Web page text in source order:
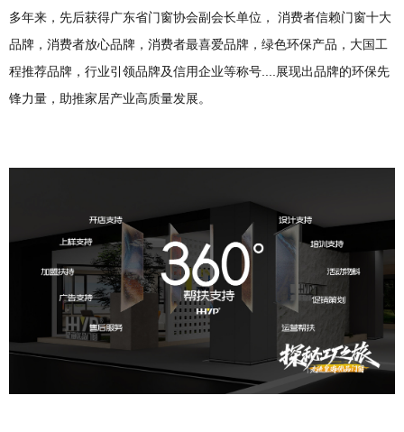
多年来，先后获得广东省门窗协会副会长单位， 消费者信赖门窗十大
品牌，消费者放心品牌，消费者最喜爱品牌，绿色环保产品，大国工
程推荐品牌，行业引领品牌及信用企业等称号....展现出品牌的环保先
锋力量，助推家居产业高质量发展。